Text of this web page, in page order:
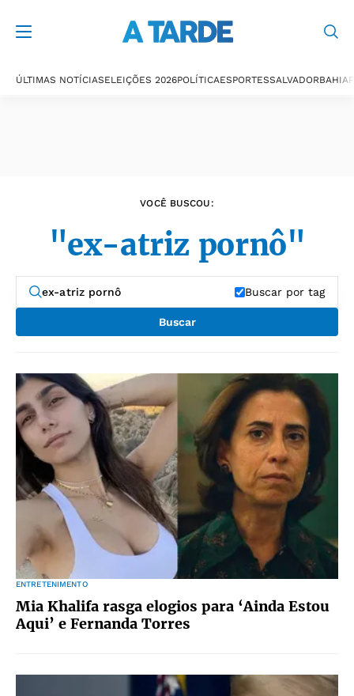
ÚLTIMAS NOTÍCIASELEIÇÕES 2026POLÍTICAESPORTESSALVADORBAHIA
VOCÊ BUSCOU:
"ex-atriz pornô"
Buscar por tag
Buscar
ENTRETENIMENTO
Mia Khalifa rasga elogios para ‘Ainda Estou
Aqui’ e Fernanda Torres